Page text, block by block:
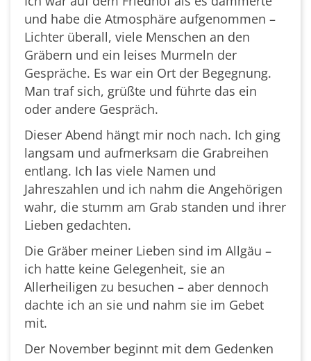
und habe die Atmosphäre aufgenommen –
Lichter überall, viele Menschen an den
Gräbern und ein leises Murmeln der
Gespräche. Es war ein Ort der Begegnung.
Man traf sich, grüßte und führte das ein
oder andere Gespräch.
Dieser Abend hängt mir noch nach. Ich ging
langsam und aufmerksam die Grabreihen
entlang. Ich las viele Namen und
Jahreszahlen und ich nahm die Angehörigen
wahr, die stumm am Grab standen und ihrer
Lieben gedachten.
Die Gräber meiner Lieben sind im Allgäu –
ich hatte keine Gelegenheit, sie an
Allerheiligen zu besuchen – aber dennoch
dachte ich an sie und nahm sie im Gebet
mit.
Der November beginnt mit dem Gedenken